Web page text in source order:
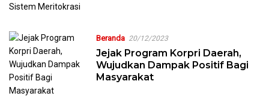
Beranda 20/12/2023
Jejak Program Korpri Daerah,
Wujudkan Dampak Positif Bagi
Masyarakat